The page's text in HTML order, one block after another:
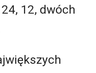
12, dwóch